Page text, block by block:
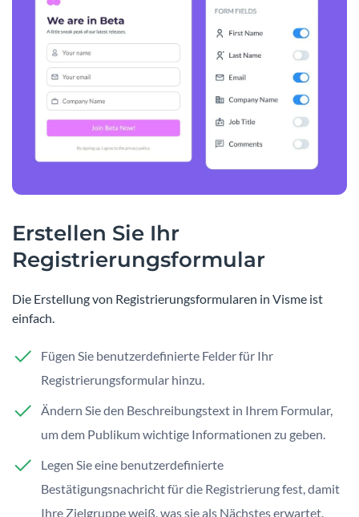
Erstellen Sie Ihr
Registrierungsformular
Die Erstellung von Registrierungsformularen in Visme ist
einfach.
Fügen Sie benutzerdefinierte Felder für Ihr
Registrierungsformular hinzu.
Ändern Sie den Beschreibungstext in Ihrem Formular,
um dem Publikum wichtige Informationen zu geben.
Legen Sie eine benutzerdefinierte
Bestätigungsnachricht für die Registrierung fest, damit
Ihre Zielgruppe weiß, was sie als Nächstes erwartet.